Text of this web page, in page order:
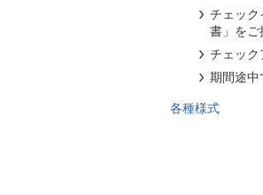
チェック
書」をご
チェック
期間途中
各種様式